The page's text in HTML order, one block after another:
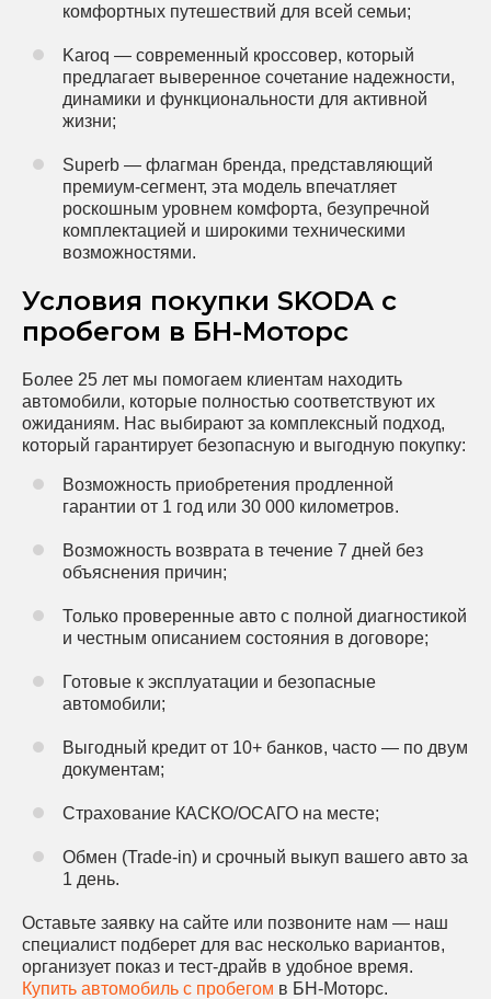
комфортных путешествий для всей семьи;
Karoq — современный кроссовер, который
предлагает выверенное сочетание надежности,
динамики и функциональности для активной
жизни;
Superb — флагман бренда, представляющий
премиум-сегмент, эта модель впечатляет
роскошным уровнем комфорта, безупречной
комплектацией и широкими техническими
возможностями.
Условия покупки SKODA с
пробегом в БН-Моторс
Более 25 лет мы помогаем клиентам находить
автомобили, которые полностью соответствуют их
ожиданиям. Нас выбирают за комплексный подход,
который гарантирует безопасную и выгодную покупку:
Возможность приобретения продленной
гарантии от 1 год или 30 000 километров.
Возможность возврата в течение 7 дней без
объяснения причин;
Только проверенные авто с полной диагностикой
и честным описанием состояния в договоре;
Готовые к эксплуатации и безопасные
автомобили;
Выгодный кредит от 10+ банков, часто — по двум
документам;
Страхование КАСКО/ОСАГО на месте;
Обмен (Trade-in) и срочный выкуп вашего авто за
1 день.
Оставьте заявку на сайте или позвоните нам — наш
специалист подберет для вас несколько вариантов,
организует показ и тест-драйв в удобное время.
Купить автомобиль с пробегом в БН-Моторс.